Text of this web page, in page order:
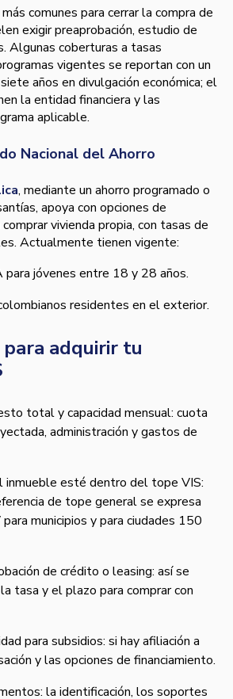
comunes para cerrar la compra de
exigir preaprobación, estudio de
Algunas coberturas a tasas
vigentes se reportan con un
años en divulgación económica; el
la entidad financiera y las
aplicable.
Nacional del Ahorro
, mediante un ahorro programado o
apoya con opciones de
vivienda propia, con tasas de
Actualmente tienen vigente:
para jóvenes entre 18 y 28 años.
residentes en el exterior.
para adquirir tu
total y capacidad mensual: cuota
administración y gastos de
inmueble esté dentro del tope VIS:
de tope general se expresa
municipios y para ciudades 150
de crédito o leasing: así se
tasa y el plazo para comprar con
para subsidios: si hay afiliación a
y las opciones de financiamiento.
la identificación, los soportes